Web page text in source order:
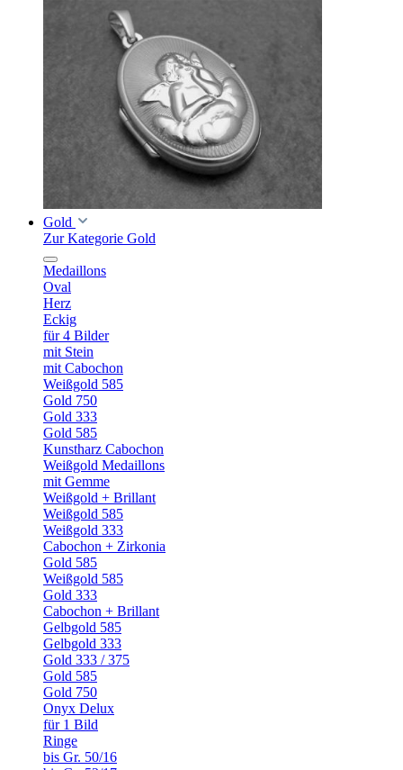
Gold
Zur Kategorie Gold
Medaillons
Oval
Herz
Eckig
für 4 Bilder
mit Stein
mit Cabochon
Weißgold 585
Gold 750
Gold 333
Gold 585
Kunstharz Cabochon
Weißgold Medaillons
mit Gemme
Weißgold + Brillant
Weißgold 585
Weißgold 333
Cabochon + Zirkonia
Gold 585
Weißgold 585
Gold 333
Cabochon + Brillant
Gelbgold 585
Gelbgold 333
Gold 333 / 375
Gold 585
Gold 750
Onyx Delux
für 1 Bild
Ringe
bis Gr. 50/16